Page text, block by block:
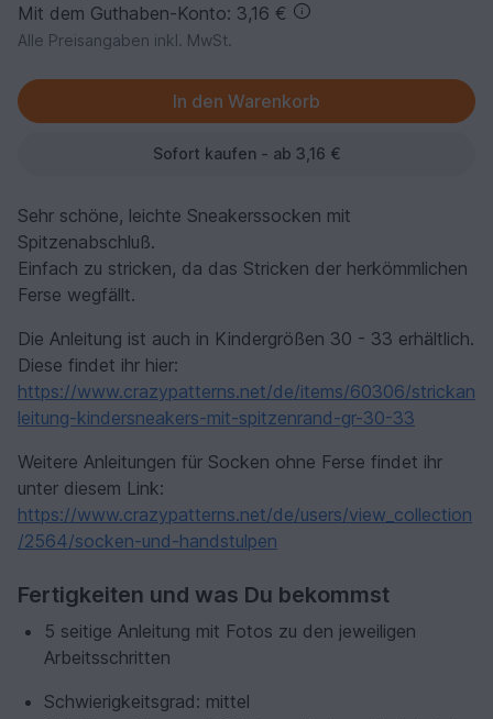
Mit dem Guthaben-Konto: 3,16 €
Alle Preisangaben inkl. MwSt.
Sofort kaufen - ab 3,16 €
Sehr schöne, leichte Sneakerssocken mit
Spitzenabschluß.
Einfach zu stricken, da das Stricken der herkömmlichen
Ferse wegfällt.
Die Anleitung ist auch in Kindergrößen 30 - 33 erhältlich.
Diese findet ihr hier:
https://www.crazypatterns.net/de/items/60306/strickan
leitung-kindersneakers-mit-spitzenrand-gr-30-33
Weitere Anleitungen für Socken ohne Ferse findet ihr
unter diesem Link:
https://www.crazypatterns.net/de/users/view_collection
/2564/socken-und-handstulpen
Fertigkeiten und was Du bekommst
5 seitige Anleitung mit Fotos zu den jeweiligen
Arbeitsschritten
Schwierigkeitsgrad: mittel